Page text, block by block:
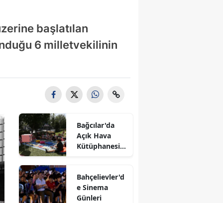
başlatılan
6 milletvekilinin
Bağcılar'da
Açık Hava
Kütüphanesi'n
Bahçelievler'd
e Sinema
Günleri